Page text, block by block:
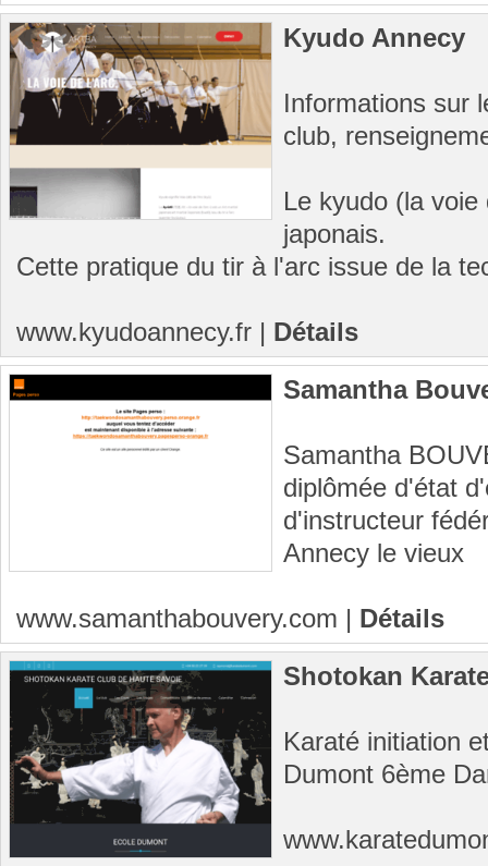
Kyudo Annecy
Informations sur
club,
Le kyudo (la
japonais.
Cette pratique du tir à l'arc issue de la
www.kyudoannecy.fr | Détails
Samantha
Samantha
diplômée d'état
d'instructeur
Annecy le vieux
www.samanthabouvery.com | Détails
Shotokan
Karaté initiation
Dumont 6ème